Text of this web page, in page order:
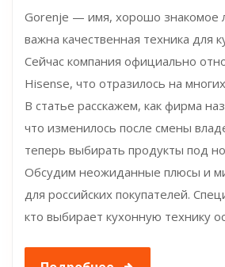
Gorenje — имя, хорошо знакомое
важна качественная техника для
Сейчас компания официально
Hisense, что отразилось на
В статье расскажем, как фирма
что изменилось после смены
теперь выбирать продукты под
Обсудим неожиданные плюсы и
для российских покупателей.
кто выбирает кухонную технику